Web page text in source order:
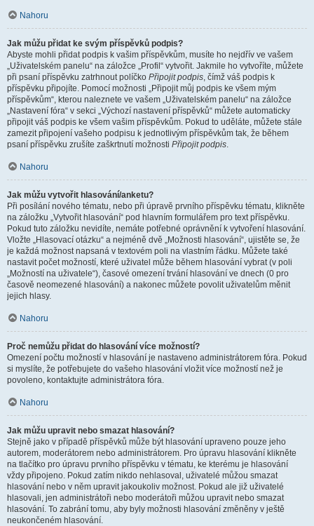
Nahoru
Jak můžu přidat ke svým příspěvků podpis?
Abyste mohli přidat podpis k vašim příspěvkům, musíte ho nejdřív ve vašem
„Uživatelském panelu“ na záložce „Profil“ vytvořit. Jakmile ho vytvoříte, můžete
při psaní příspěvku zatrhnout políčko Připojit podpis, čímž váš podpis k
příspěvku připojíte. Pomocí možnosti „Připojit můj podpis ke všem mým
příspěvkům“, kterou naleznete ve vašem „Uživatelském panelu“ na záložce
„Nastavení fóra“ v sekci „Výchozí nastavení příspěvků“ můžete automaticky
připojit váš podpis ke všem vašim příspěvkům. Pokud to uděláte, můžete stále
zamezit připojení vašeho podpisu k jednotlivým příspěvkům tak, že během
psaní příspěvku zrušíte zaškrtnutí možnosti Připojit podpis.
Nahoru
Jak můžu vytvořit hlasování/anketu?
Při posílání nového tématu, nebo při úpravě prvního příspěvku tématu, klikněte
na záložku „Vytvořit hlasování“ pod hlavním formulářem pro text příspěvku.
Pokud tuto záložku nevidíte, nemáte potřebné oprávnění k vytvoření hlasování.
Vložte „Hlasovací otázku“ a nejméně dvě „Možnosti hlasování“, ujistěte se, že
je každá možnost napsaná v textovém poli na vlastním řádku. Můžete také
nastavit počet možností, které uživatel může během hlasování vybrat (v poli
„Možností na uživatele“), časové omezení trvání hlasování ve dnech (0 pro
časově neomezené hlasování) a nakonec můžete povolit uživatelům měnit
jejich hlasy.
Nahoru
Proč nemůžu přidat do hlasování více možností?
Omezení počtu možností v hlasování je nastaveno administrátorem fóra. Pokud
si myslíte, že potřebujete do vašeho hlasování vložit více možností než je
povoleno, kontaktujte administrátora fóra.
Nahoru
Jak můžu upravit nebo smazat hlasování?
Stejně jako v případě příspěvků může být hlasování upraveno pouze jeho
autorem, moderátorem nebo administrátorem. Pro úpravu hlasování klikněte
na tlačítko pro úpravu prvního příspěvku v tématu, ke kterému je hlasování
vždy připojeno. Pokud zatím nikdo nehlasoval, uživatelé můžou smazat
hlasování nebo v něm upravit jakoukoliv možnost. Pokud ale již uživatelé
hlasovali, jen administrátoři nebo moderátoři můžou upravit nebo smazat
hlasování. To zabrání tomu, aby byly možnosti hlasování změněny v ještě
neukončeném hlasování.